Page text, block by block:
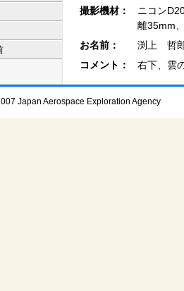
撮影機材：
ニコン
離35mm
お名前：
渕上 哲
コメント：
右下、雲
Japan Aerospace Exploration Agency